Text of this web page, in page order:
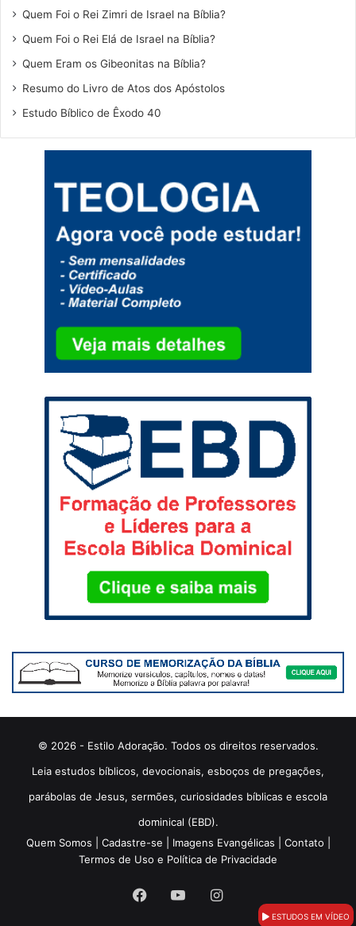
Quem Foi o Rei Zimri de Israel na Bíblia?
Quem Foi o Rei Elá de Israel na Bíblia?
Quem Eram os Gibeonitas na Bíblia?
Resumo do Livro de Atos dos Apóstolos
Estudo Bíblico de Êxodo 40
© 2026 - Estilo Adoração. Todos os direitos reservados.
Leia estudos bíblicos, devocionais, esboços de pregações,
parábolas de Jesus, sermões, curiosidades bíblicas e escola
dominical (EBD).
Quem Somos
Cadastre-se Imagens Evangélicas Contato
Termos de Uso e Política de Privacidade
ESTUDOS EM VÍDEO
Facebook
YouTubeInstagram